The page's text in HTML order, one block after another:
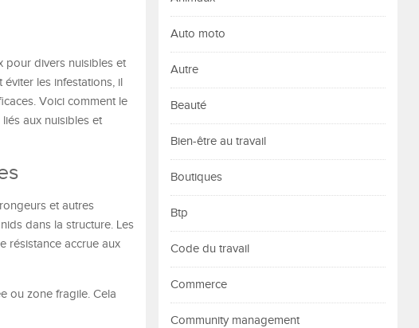
pour divers nuisibles et
les infestations, il
Voici comment le
aux nuisibles et
et autres
dans la structure. Les
résistance accrue aux
ou zone fragile. Cela
Auto moto
Autre
Beauté
Bien-être au travail
Boutiques
Btp
Code du travail
Commerce
Community management